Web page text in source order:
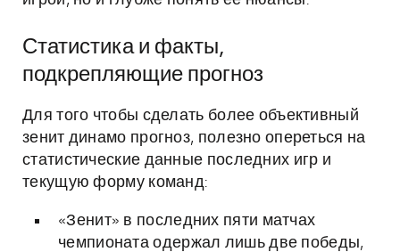
Статистика и факты,
подкрепляющие прогноз
Для того чтобы сделать более объективный
зенит динамо прогноз, полезно опереться на
статистические данные последних игр и
текущую форму команд:
«Зенит» в последних пяти матчах
чемпионата одержал лишь две победы,